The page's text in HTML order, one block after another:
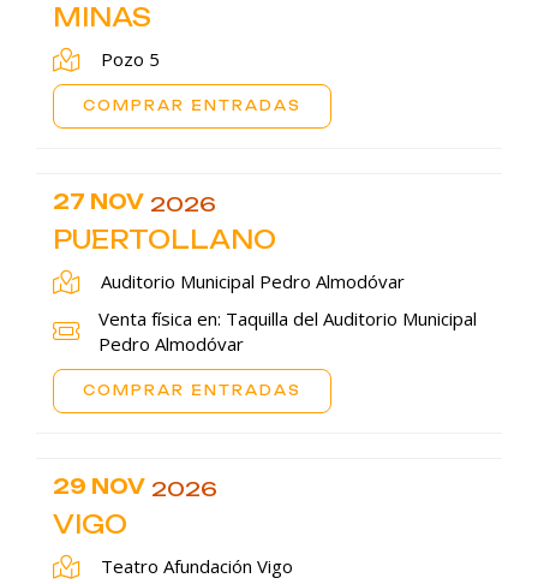
MINAS
Pozo 5
COMPRAR ENTRADAS
27 NOV 2026
PUERTOLLANO
Auditorio Municipal Pedro Almodóvar
Venta física en: Taquilla del Auditorio Municipal
Pedro Almodóvar
COMPRAR ENTRADAS
29 NOV 2026
VIGO
Teatro Afundación Vigo